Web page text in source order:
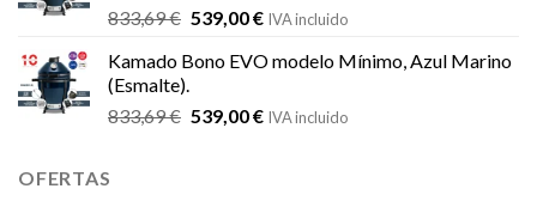
833,69€ El
original
era:
833,69 €.
539,00€El
actual
539,00 €.
IVA incluido
Kamado Bono EVO modelo Mínimo, Azul Marino
(Esmalte).
833,69€ El
539,00€ElIVA incluido
OFERTAS